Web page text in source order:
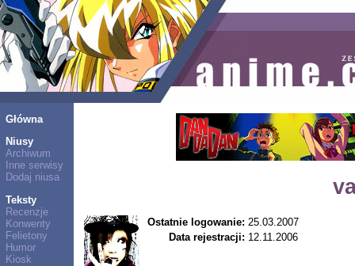
Główna
Niusy
Archiwum
Inne serwisy
Dodaj niusa
Teksty
Recenzje
Konwenty
Felietony
Humor
Kiosk
Ostatnie logowanie: 25.03.2007
Data rejestracji: 12.11.2006